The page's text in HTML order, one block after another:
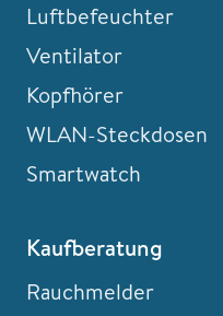
Luftbefeuchter
Ventilator
Kopfhörer
WLAN-Steckdosen
Smartwatch
Kaufberatung
Rauchmelder